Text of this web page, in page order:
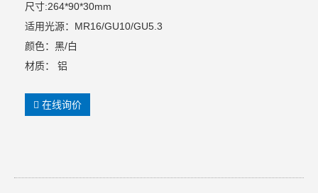
尺寸:264*90*30mm
适用光源：MR16/GU10/GU5.3
颜色：黑/白
材质： 铝
在线询价